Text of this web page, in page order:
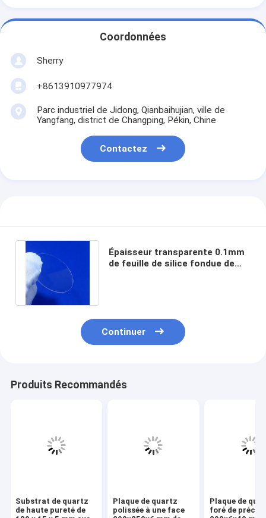
Coordonnées
Sherry
+8613910977974
Parc industriel de Jidong, Qianbaihujian, ville de
Yangfang, district de Changping, Pékin, Chine
Contactez
Épaisseur transparente 0.1mm
de feuille de silice fondue de
Continuer
Produits Recommandés
Substrat de quartz
de haute pureté de
Plaque de quartz
polissée à une face
Plaque de
foré de